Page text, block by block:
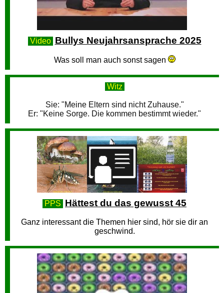
Video Bullys Neujahrsansprache 2025
Was soll man auch sonst sagen
Witz
Sie: "Meine Eltern sind nicht Zuhause."
Er: "Keine Sorge. Die kommen bestimmt wieder."
PPS Hättest du das gewusst 45
Ganz interessant die Themen hier sind, hör sie dir an
geschwind.